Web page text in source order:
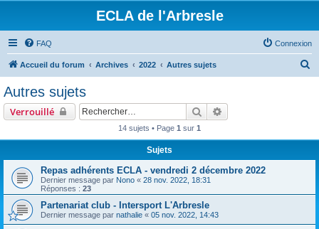
ECLA de l'Arbresle
FAQ Connexion
Accueil du forum Archives 2022 Autres sujets
Autres sujets
Verrouillé Rechercher
14 sujets • Page 1 sur 1
Sujets
Repas adhérents ECLA - vendredi 2 décembre 2022
Dernier message par Nono « 28 nov. 2022, 18:31
Réponses : 23
Partenariat club - Intersport L'Arbresle
Dernier message par nathalie « 05 nov. 2022, 14:43